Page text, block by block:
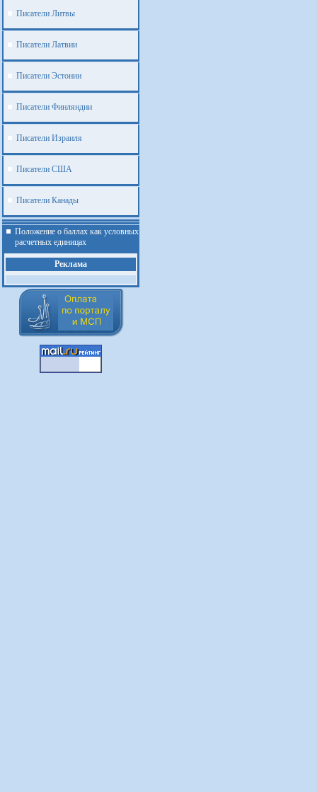
Писатели Литвы
Писатели Латвии
Писатели Эстонии
Писатели Финляндии
Писатели Израиля
Писатели США
Писатели Канады
Положение о баллах как условных
расчетных единицах
Реклама